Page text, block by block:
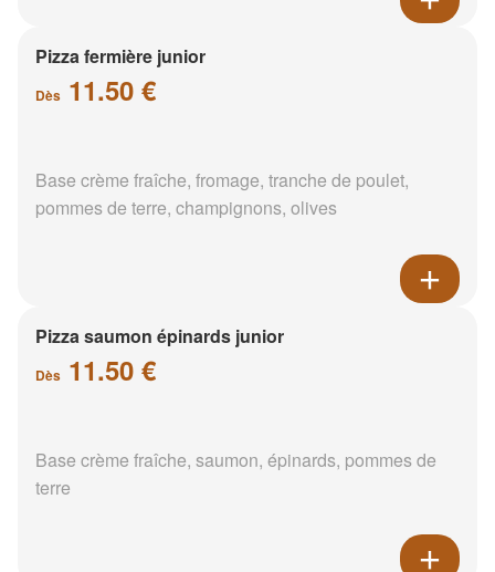
Pizza fermière junior
Dès 11.50 €
Base crème fraîche, fromage, tranche de poulet,
pommes de terre, champignons, olives
Pizza saumon épinards junior
Dès 11.50 €
Base crème fraîche, saumon, épinards, pommes de
terre